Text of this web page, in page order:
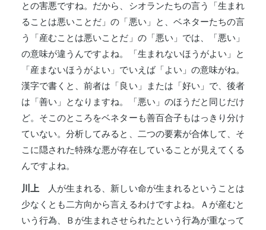
との害悪ですね。だから、シオランたちの言う「生まれ
ることは悪いことだ」の「悪い」と、ベネターたちの言
う「産むことは悪いことだ」の「悪い」では、「悪い」
の意味が違うんですよね。「生まれないほうがよい」と
「産まないほうがよい」でいえば「よい」の意味がね。
漢字で書くと、前者は「良い」または「好い」で、後者
は「善い」となりますね。「悪い」のほうだと同じだけ
ど。そこのところをベネターも善百合子もはっきり分け
ていない。分析してみると、二つの要素が合体して、そ
こに隠された特殊な悪が存在していることが見えてくる
んですよね。
川上 人が生まれる、新しい命が生まれるということは
少なくとも二方向から言えるわけですよね。Ａが産むと
いう行為、Ｂが生まれさせられたという行為が重なって